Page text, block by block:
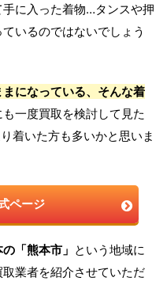
に入った着物…タンスや押
いるのではないでしょう
になっている、そんな着
も一度買取を検討して見た
着いた方も多いかと思いま
ページ
「熊本市」 という地域に
業者を紹介させていただ